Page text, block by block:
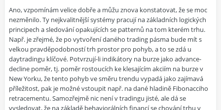
Ano, vzpomínám velice dobře a můžu znova konstatovat, že se moc
nezměnilo. Ty nejkvalitnější systémy pracují na základních logických
principech a sledování opakujících se patternů na tom kterém trhu.
Např. je zřejmé, že po vytvoření daného trading pásma bude mít s
velkou pravděpodobností trh prostor pro pohyb, a to se zdá u
daytradingu klíčové. Potvrzují-li indikátory na burze jako advance-
decline poměr, tj. poměr rostoucích ke klesajícím akciím na burze v
New Yorku, že tento pohyb ve směru trendu vypadá jako zajímavá
příležitost, pak je možné vstoupit např. na dané hladině Fibonacciho
retracementu. Samozřejmě nic není v tradingu jisté, ale dá se
vysledovat, že na základě behaviorálních financí se chování trhu v